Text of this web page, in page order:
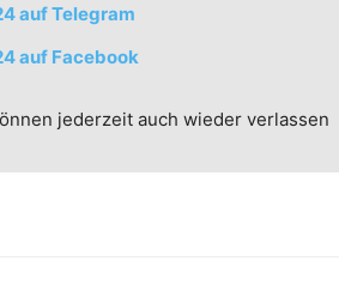
auf Telegram
auf Facebook
jederzeit auch wieder verlassen